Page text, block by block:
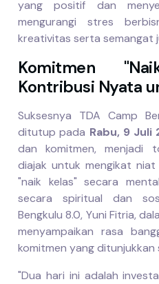
yang positif dan
mengurangi stres
kreativitas serta semangat
Komitmen
Kontribusi Nyata
Suksesnya TDA Camp
ditutup pada Rabu, 9 Juli
dan komitmen, menjadi
diajak untuk mengikat
"naik kelas" secara
secara spiritual dan
Bengkulu 8.0, Yuni Fitria,
menyampaikan rasa
komitmen yang ditunjukkan
"Dua hari ini adalah